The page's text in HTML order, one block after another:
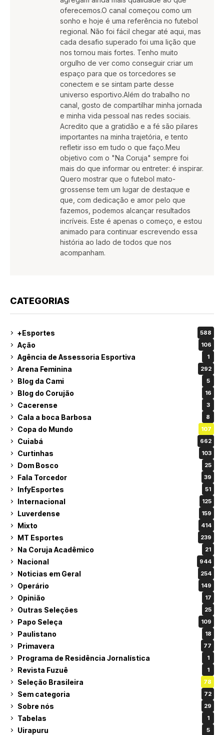
oferecemos.O canal começou como um
sonho e hoje é uma referência no futebol
regional. Não foi fácil chegar até aqui, mas
cada desafio superado foi uma lição que
nos tornou mais fortes. Tenho muito
orgulho de ver como conseguir criar um
espaço para que os torcedores se
conectem e se sintam parte desse
universo esportivo.Além do trabalho no
canal, gosto de compartilhar minha jornada
e minha vida pessoal nas redes sociais.
Acredito que a gratidão e a fé são pilares
importantes na minha trajetória, e tento
refletir isso em tudo o que faço.Meu
objetivo com o "Na Coruja" sempre foi
mais do que informar ou entreter: é inspirar.
Quero mostrar que o futebol mato-
grossense tem um lugar de destaque e
que, com dedicação e amor pelo que
fazemos, podemos alcançar resultados
incríveis. Este é apenas o começo, e estou
animado para continuar escrevendo essa
história ao lado de todos que nos
acompanham.
CATEGORIAS
+Esportes 588
Ação 106
Agência de Assessoria Esportiva 1
Arena Feminina 292
Blog da Cami 5
Blog do Corujão 16
Cacerense 3
Cala a boca Barbosa 8
Copa do Mundo 107
Cuiabá 662
Curtinhas 103
Dom Bosco 25
Fala Torcedor 39
InfyEsportes 51
Internacional 125
Luverdense 159
Mixto 414
MT Esportes 239
Na Coruja Acadêmico 21
Nacional 944
Noticias em Geral 254
Operário 149
Opinião 17
Outras Seleções 25
Papo Seleça 109
Paulistano 18
Primavera 77
Programa de Residência Jornalística 1
Revista Fuzuê 1
Seleção Brasileira 78
Sem categoria 72
Sobre nós 29
Tabelas 1
Uirapuru 5